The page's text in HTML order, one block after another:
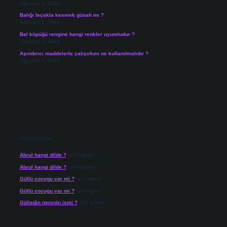
Ağustos 6, 2026
Balığı bıçakla kesmek günah mı ?
Ağustos 5, 2026
Bal köpüğü rengine hangi renkler uyumludur ?
Ağustos 5, 2026
Aşındırıcı maddelerle çalışırken ne kullanılmalıdır ?
Ağustos 5, 2026
Son yorumlar
Abrul hangi dilde ?için admin
Abrul hangi dilde ?için Gülten
Güllü cocugu var mi ?için admin
Güllü cocugu var mi ?için Alper
Gülistân nerenin ismi ?için admin